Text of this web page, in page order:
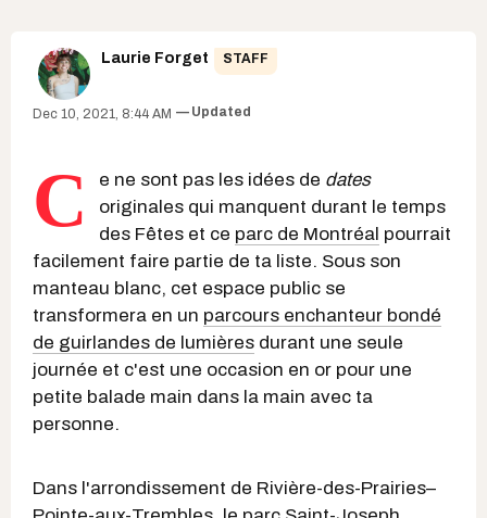
Laurie Forget STAFF
Dec 10, 2021, 8:44 AM Updated
C e ne sont pas les idées de dates
originales qui manquent durant le temps
des Fêtes et ce parc de Montréal pourrait
facilement faire partie de ta liste. Sous son
manteau blanc, cet espace public se
transformera en un parcours enchanteur bondé
de guirlandes de lumières durant une seule
journée et c'est une occasion en or pour une
petite balade main dans la main avec ta
personne.
Dans l'arrondissement de Rivière-des-Prairies–